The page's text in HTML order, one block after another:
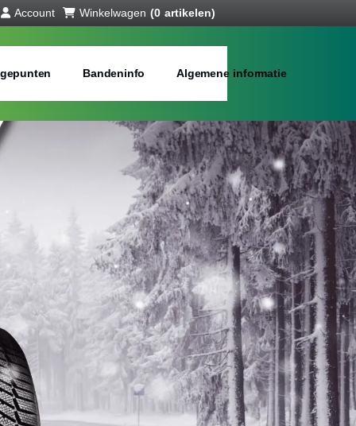
Account Winkelwagen (0 artikelen)
Bandeninfo Algemene informatie
season banden
jou in de buurt
Merken:
Inch: